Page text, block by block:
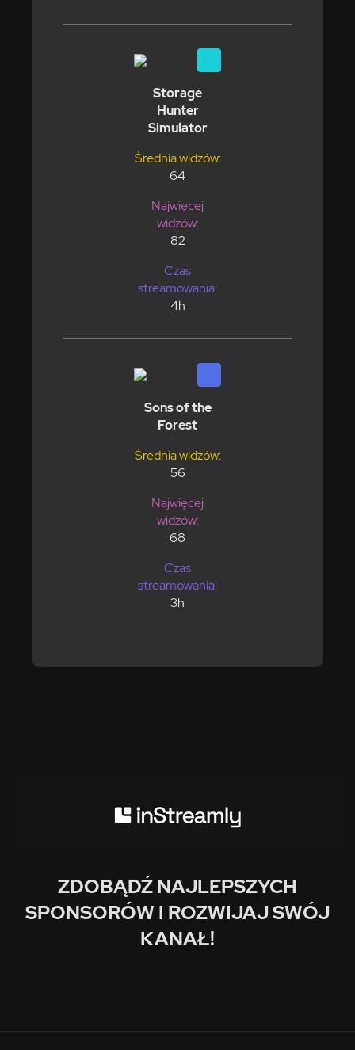
Storage
Hunter
Simulator
Średnia widzów:
64
Najwięcej
widzów:
82
Czas
streamowania:
4h
Sons of the
Forest
Średnia widzów:
56
Najwięcej
widzów:
68
Czas
streamowania:
3h
ZDOBĄDŹ NAJLEPSZYCH
SPONSORÓW I ROZWIJAJ SWÓJ
KANAŁ!